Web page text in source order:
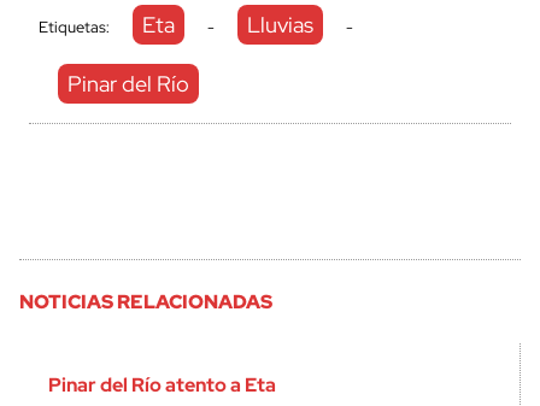
Etiquetas: Eta - Lluvias -
Pinar del Río
NOTICIAS RELACIONADAS
Pinar del Río atento a Eta